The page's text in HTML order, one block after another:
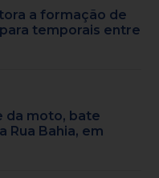
a formação de
temporais entre
da moto, bate
Rua Bahia, em